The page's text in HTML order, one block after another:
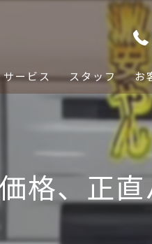
サービス スタッフ お
格、正